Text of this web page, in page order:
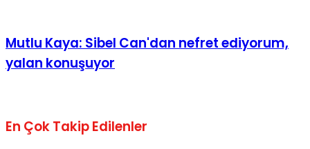
Mutlu Kaya: Sibel Can'dan nefret ediyorum,
yalan konuşuyor
En Çok Takip Edilenler